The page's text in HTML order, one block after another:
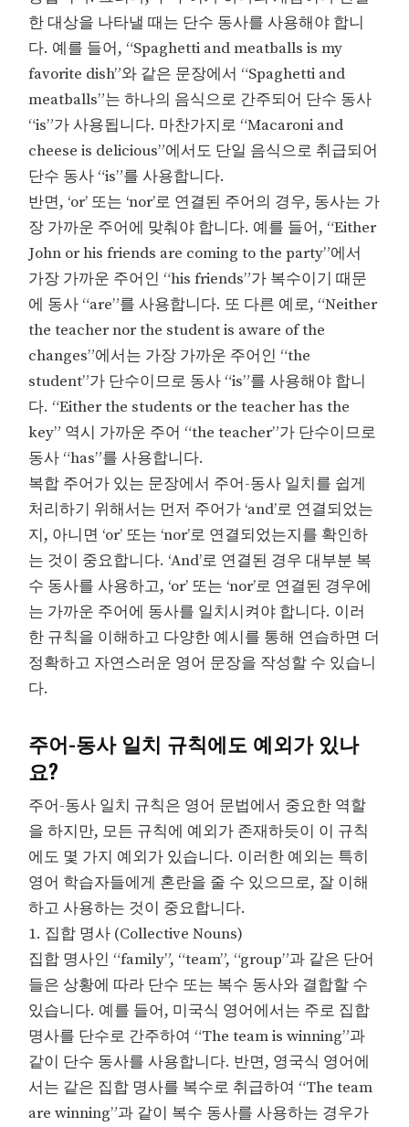
한 대상을 나타낼 때는 단수 동사를 사용해야 합니
다. 예를 들어, “Spaghetti and meatballs is my
favorite dish”와 같은 문장에서 “Spaghetti and
meatballs”는 하나의 음식으로 간주되어 단수 동사
“is”가 사용됩니다. 마찬가지로 “Macaroni and
cheese is delicious”에서도 단일 음식으로 취급되어
단수 동사 “is”를 사용합니다.
반면, ‘or’ 또는 ‘nor’로 연결된 주어의 경우, 동사는 가
장 가까운 주어에 맞춰야 합니다. 예를 들어, “Either
John or his friends are coming to the party”에서
가장 가까운 주어인 “his friends”가 복수이기 때문
에 동사 “are”를 사용합니다. 또 다른 예로, “Neither
the teacher nor the student is aware of the
changes”에서는 가장 가까운 주어인 “the
student”가 단수이므로 동사 “is”를 사용해야 합니
다. “Either the students or the teacher has the
key” 역시 가까운 주어 “the teacher”가 단수이므로
동사 “has”를 사용합니다.
복합 주어가 있는 문장에서 주어-동사 일치를 쉽게
처리하기 위해서는 먼저 주어가 ‘and’로 연결되었는
지, 아니면 ‘or’ 또는 ‘nor’로 연결되었는지를 확인하
는 것이 중요합니다. ‘And’로 연결된 경우 대부분 복
수 동사를 사용하고, ‘or’ 또는 ‘nor’로 연결된 경우에
는 가까운 주어에 동사를 일치시켜야 합니다. 이러
한 규칙을 이해하고 다양한 예시를 통해 연습하면 더
정확하고 자연스러운 영어 문장을 작성할 수 있습니
다.
주어-동사 일치 규칙에도 예외가 있나
요?
주어-동사 일치 규칙은 영어 문법에서 중요한 역할
을 하지만, 모든 규칙에 예외가 존재하듯이 이 규칙
에도 몇 가지 예외가 있습니다. 이러한 예외는 특히
영어 학습자들에게 혼란을 줄 수 있으므로, 잘 이해
하고 사용하는 것이 중요합니다.
1. 집합 명사 (Collective Nouns)
집합 명사인 “family”, “team”, “group”과 같은 단어
들은 상황에 따라 단수 또는 복수 동사와 결합할 수
있습니다. 예를 들어, 미국식 영어에서는 주로 집합
명사를 단수로 간주하여 “The team is winning”과
같이 단수 동사를 사용합니다. 반면, 영국식 영어에
서는 같은 집합 명사를 복수로 취급하여 “The team
are winning”과 같이 복수 동사를 사용하는 경우가